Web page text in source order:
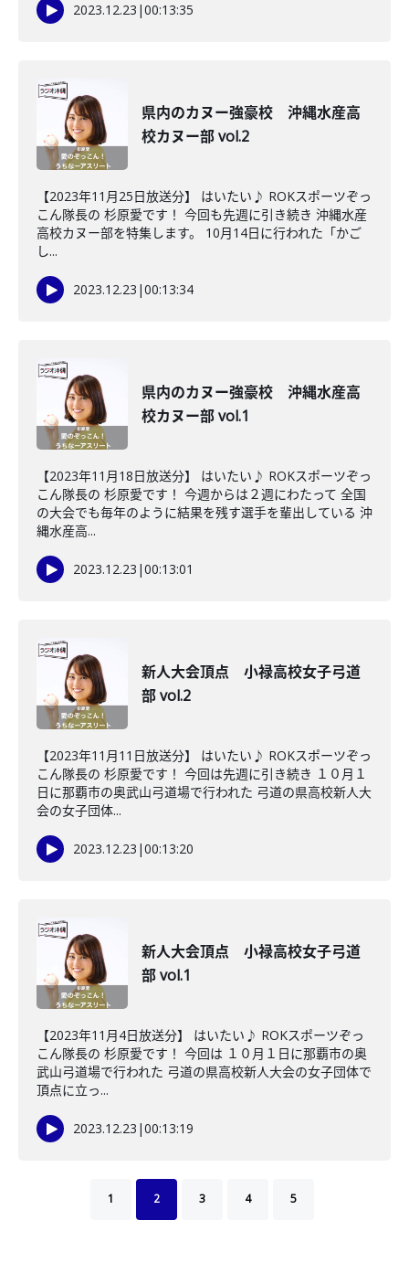
2023.12.23 |00:13:35
県内のカヌー強豪校 沖縄水産高
校カヌー部 vol.2
【2023年11月25日放送分】 はいたい♪ ROKスポーツぞっ
こん隊長の 杉原愛です！ 今回も先週に引き続き 沖縄水産
高校カヌー部を特集します。 10月14日に行われた「かご
し...
2023.12.23 |00:13:34
県内のカヌー強豪校 沖縄水産高
校カヌー部 vol.1
【2023年11月18日放送分】 はいたい♪ ROKスポーツぞっ
こん隊長の 杉原愛です！ 今週からは２週にわたって 全国
の大会でも毎年のように結果を残す選手を輩出している 沖
縄水産高...
2023.12.23 |00:13:01
新人大会頂点 小禄高校女子弓道
部 vol.2
【2023年11月11日放送分】 はいたい♪ ROKスポーツぞっ
こん隊長の 杉原愛です！ 今回は先週に引き続き １０月１
日に那覇市の奥武山弓道場で行われた 弓道の県高校新人大
会の女子団体...
2023.12.23 |00:13:20
新人大会頂点 小禄高校女子弓道
部 vol.1
【2023年11月4日放送分】 はいたい♪ ROKスポーツぞっ
こん隊長の 杉原愛です！ 今回は １０月１日に那覇市の奥
武山弓道場で行われた 弓道の県高校新人大会の女子団体で
頂点に立っ...
2023.12.23 |00:13:19
1 2 3 4 5